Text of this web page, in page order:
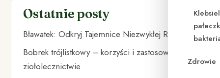
Zdrowie
Ostatnie posty
Bławatek: Odkryj Tajemnice Niezwykłej Rośliny
Bobrek trójlistkowy – korzyści i zastosowanie w
ziołolecznictwie